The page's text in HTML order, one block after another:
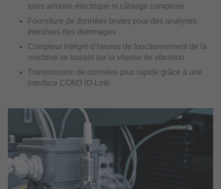
sans armoire électrique ni câblage complexe
Fourniture de données brutes pour des analyses
étendues des dommages
Compteur intégré d’heures de fonctionnement de la
machine se basant sur la vitesse de vibration
Transmission de données plus rapide grâce à une
interface COM3 IO-Link